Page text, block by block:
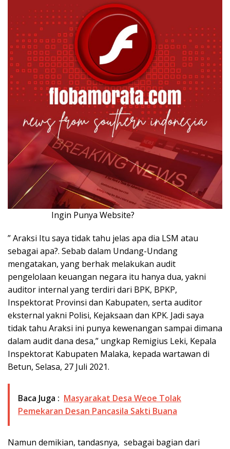
Ingin Punya Website?
” Araksi Itu saya tidak tahu jelas apa dia LSM atau
sebagai apa?. Sebab dalam Undang-Undang
mengatakan, yang berhak melakukan audit
pengelolaan keuangan negara itu hanya dua, yakni
auditor internal yang terdiri dari BPK, BPKP,
Inspektorat Provinsi dan Kabupaten, serta auditor
eksternal yakni Polisi, Kejaksaan dan KPK. Jadi saya
tidak tahu Araksi ini punya kewenangan sampai dimana
dalam audit dana desa,” ungkap Remigius Leki, Kepala
Inspektorat Kabupaten Malaka, kepada wartawan di
Betun, Selasa, 27 Juli 2021.
Baca Juga : Masyarakat Desa Weoe Tolak
Pemekaran Desan Pancasila Sakti Buana
Namun demikian, tandasnya, sebagai bagian dari